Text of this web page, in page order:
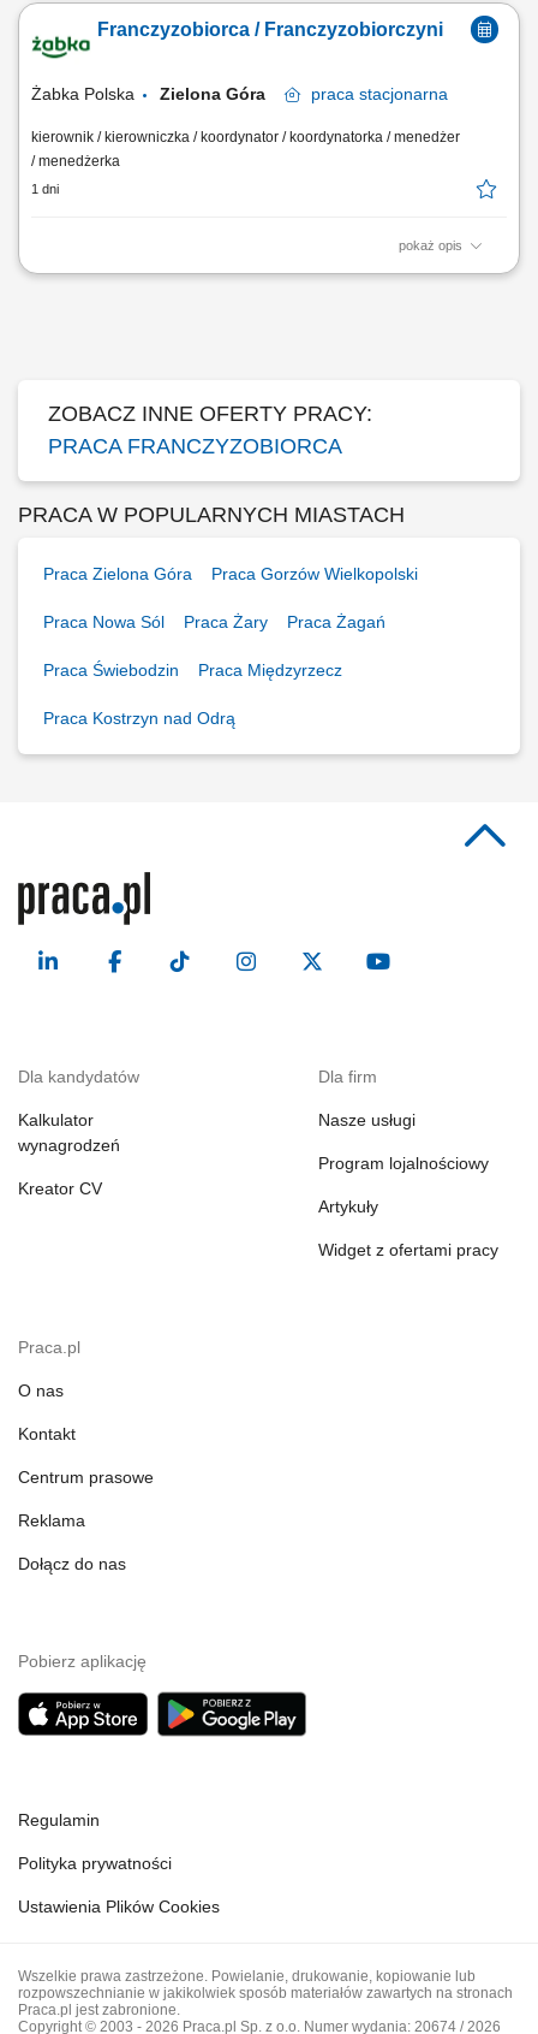
obsługi. Monitorowanie stanów magazynowych i zamówień.
Dostosowywanie asortymentu sklepu do potrzeb lokalnego rynku.
Franczyzobiorca / Franczyzobiorczyni
Żabka Polska Zielona Góra praca stacjonarna
kierownik / kierowniczka / koordynator / koordynatorka / menedżer
/ menedżerka
1 dni
pokaż opis
Główne zadania: Prowadzenie własnej działalności gospodarczej w
ZOBACZ INNE OFERTY PRACY:
PRACA FRANCZYZOBIORCA
PRACA W POPULARNYCH MIASTACH
Praca Zielona Góra Praca Gorzów Wielkopolski
Praca Nowa Sól Praca Żary Praca Żagań
Praca Świebodzin Praca Międzyrzecz
Praca Kostrzyn nad Odrą
Dla kandydatów
Kalkulator
wynagrodzeń
Kreator CV
Dla firm
Nasze usługi
Program lojalnościowy
Artykuły
Widget z ofertami pracy
Praca.pl
O nas
Kontakt
Centrum prasowe
Reklama
Dołącz do nas
Pobierz aplikację
Regulamin
Polityka prywatności
Ustawienia Plików Cookies
Wszelkie prawa zastrzeżone. Powielanie, drukowanie, kopiowanie lub
rozpowszechnianie w jakikolwiek sposób materiałów zawartych na stronach
Praca.pl jest zabronione.
Copyright © 2003 - 2026 Praca.pl Sp. z o.o. Numer wydania: 20674 / 2026